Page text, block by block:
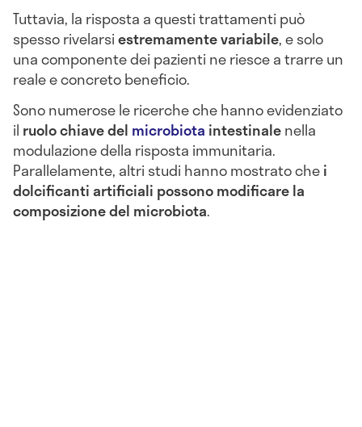
Tuttavia, la risposta a questi trattamenti può
spesso rivelarsiestremamente variabile, e solo
una componente dei pazienti ne riesce a trarre un
reale e concreto beneficio.
Sono numerose le ricerche che hanno evidenziato
il ruolo chiave del microbiota intestinalenella
modulazione della risposta immunitaria.
Parallelamente, altri studi hanno mostrato chei
dolcificanti artificiali possono modificare la
composizione del microbiota.